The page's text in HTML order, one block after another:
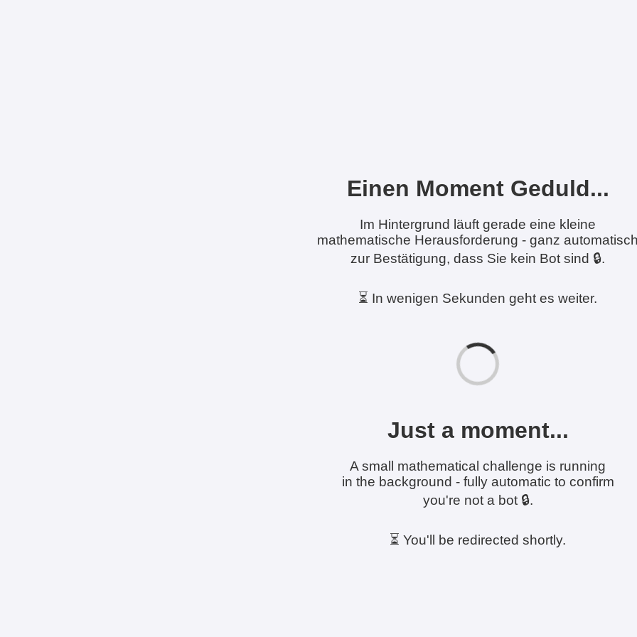
Einen Moment Geduld...
Im Hintergrund läuft gerade eine kleine
mathematische Herausforderung - ganz
zur Bestätigung, dass Sie kein Bot sind 🔒.
⏳ In wenigen Sekunden geht es weiter.
Just a moment...
A small mathematical challenge is running
in the background - fully automatic to confirm
you're not a bot 🔒.
⏳ You'll be redirected shortly.